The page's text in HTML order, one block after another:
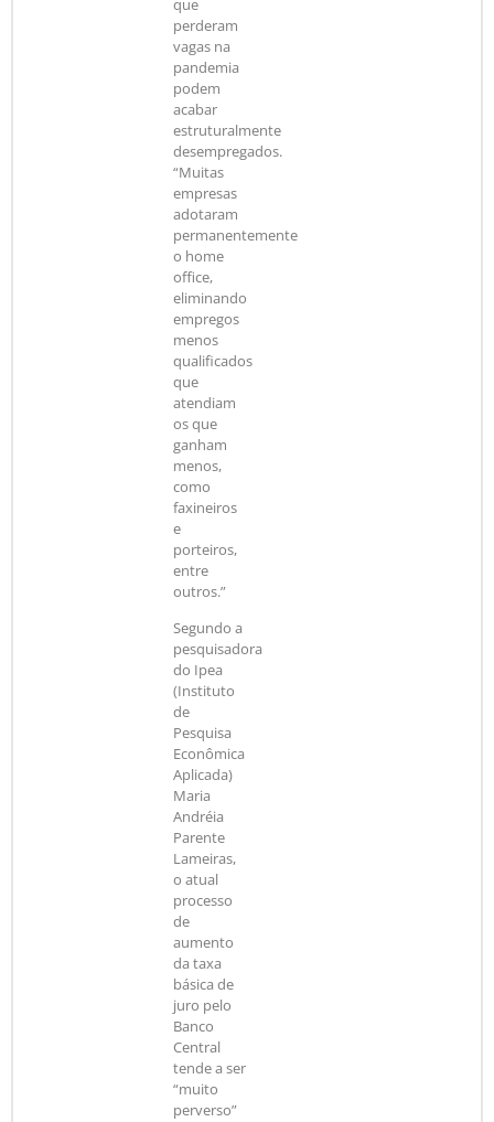
que
perderam
vagas na
pandemia
podem
acabar
estruturalmente
desempregados.
“Muitas
empresas
adotaram
permanentemente
o home
office,
eliminando
empregos
menos
qualificados
que
atendiam
os que
ganham
menos,
como
faxineiros
e
porteiros,
entre
outros.”
Segundo a
pesquisadora
do Ipea
(Instituto
de
Pesquisa
Econômica
Aplicada)
Maria
Andréia
Parente
Lameiras,
o atual
processo
de
aumento
da taxa
básica de
juro pelo
Banco
Central
tende a ser
“muito
perverso”